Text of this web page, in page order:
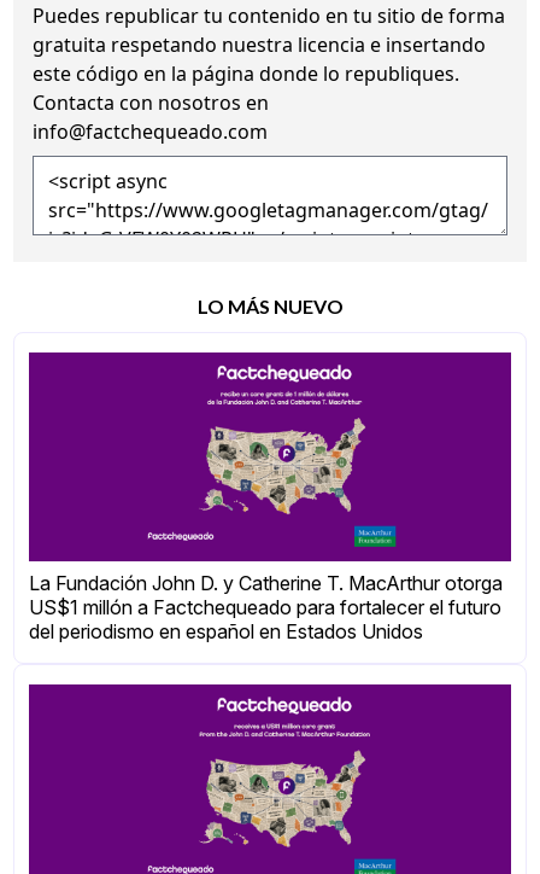
Puedes republicar tu contenido en tu sitio de forma
gratuita respetando nuestra licencia e insertando
este código en la página donde lo republiques.
Contacta con nosotros en
info@factchequeado.com
LO MÁS NUEVO
La Fundación John D. y Catherine T. MacArthur otorga
US$1 millón a Factchequeado para fortalecer el futuro
del periodismo en español en Estados Unidos